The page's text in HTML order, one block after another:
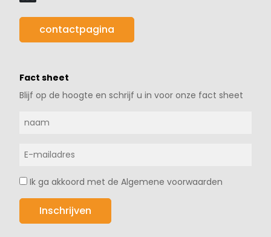
contactpagina
Fact sheet
Blijf op de hoogte en schrijf u in voor onze fact sheet
Ik ga akkoord met de Algemene voorwaarden